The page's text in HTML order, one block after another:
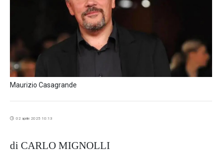
Maurizio Casagrande
02 aprile 2025 10:13
di CARLO MIGNOLLI